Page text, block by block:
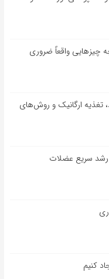
چیزهایی واقعاً ضروری
تغذیه ارگانیک و روش‌های
رشد سریع عضلات
کنیم